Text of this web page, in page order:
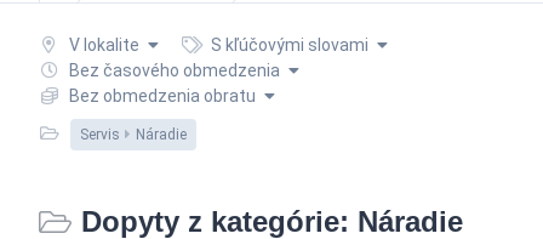
V lokalite
S kľúčovými slovami
Bez časového obmedzenia
Bez obmedzenia obratu
Servis Náradie
Dopyty z kategórie: Náradie